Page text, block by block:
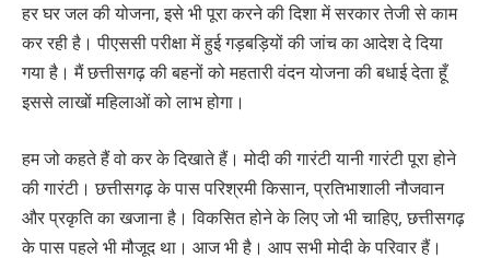
हर घर जल की योजना, इसे भी पूरा करने की दिशा में सरकार तेजी से काम
कर रही है। पीएससी परीक्षा में हुई गड़बड़ियों की जांच का आदेश दे दिया
गया है। मैं छत्तीसगढ़ की बहनों को महतारी वंदन योजना की बधाई देता हूँ
इससे लाखों महिलाओं को लाभ होगा।
हम जो कहते हैं वो कर के दिखाते हैं। मोदी की गारंटी यानी गारंटी पूरा होने
की गारंटी। छत्तीसगढ़ के पास परिश्रमी किसान, प्रतिभाशाली नौजवान
और प्रकृति का खजाना है। विकसित होने के लिए जो भी चाहिए, छत्तीसगढ़
के पास पहले भी मौजूद था। आज भी है। आप सभी मोदी के परिवार हैं।